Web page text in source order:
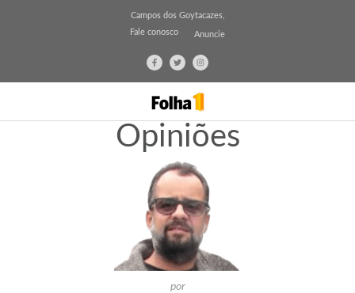
Campos dos Goytacazes,
Fale conosco
Anuncie
Opiniões
por